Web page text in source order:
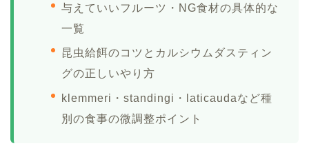
与えていいフルーツ・NG食材の具体的な
一覧
昆虫給餌のコツとカルシウムダスティン
グの正しいやり方
klemmeri・standingi・laticaudaなど種
別の食事の微調整ポイント